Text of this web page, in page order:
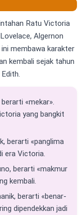
Ratu Victoria
Algernon
membawa karakter
kembali sejak tahun
«mekar».
yang bangkit
berarti «panglima
era Victoria.
berarti «makmur
kembali.
berarti «benar-
dipendekkan jadi